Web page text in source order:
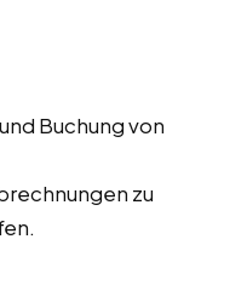
Buchung von
zu